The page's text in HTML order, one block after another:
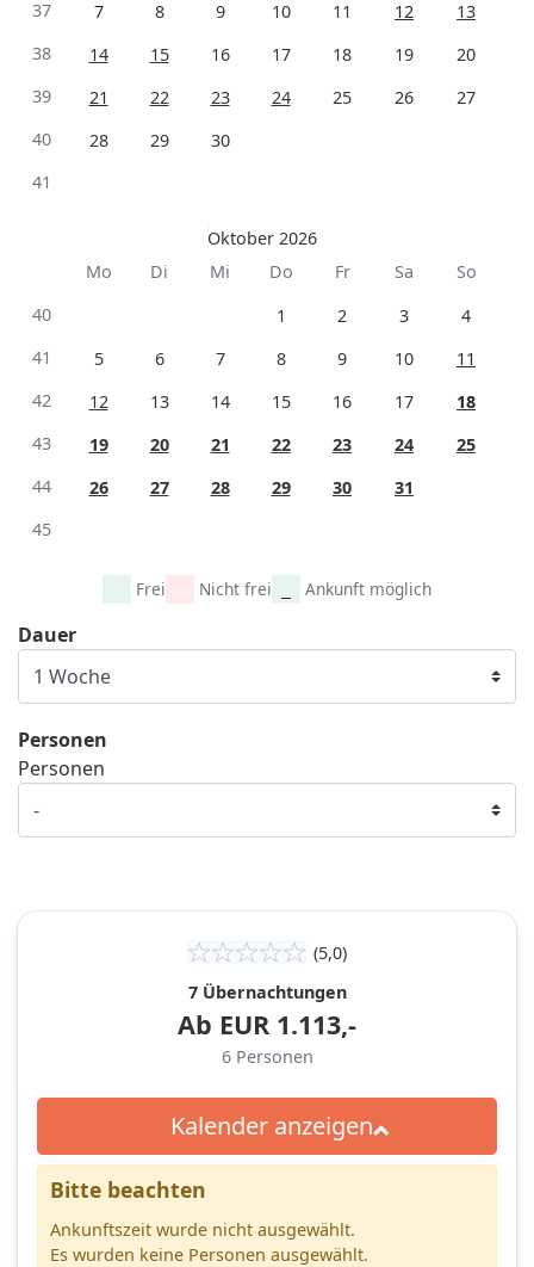
37 7 8 9 10 11 12
13
38
14 15 16 17 18 19
20
39
21 22 23 24 25 26
27
40
28 29
30
41
Oktober 2026
Mo
Di Mi Do Fr Sa
So
40
1 2 3
4
41
5 6 7 8 9 10
11
42
12 13 14 15 16 17
18
43
19 20 21 22 23 24
25
44
26 27 28 29 30
31
45
Frei Nicht frei Ankunft möglich
Dauer
Personen
Personen
(5,0)
7 Übernachtungen
Ab EUR 1.113,-
6 Personen
Kalender anzeigen
Bitte beachten
Ankunftszeit wurde nicht ausgewählt.
Es wurden keine Personen ausgewählt.